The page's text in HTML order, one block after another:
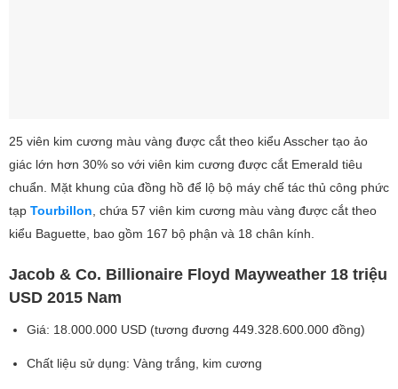
25 viên kim cương màu vàng được cắt theo kiểu Asscher tạo ảo
giác lớn hơn 30% so với viên kim cương được cắt Emerald tiêu
chuẩn. Mặt khung của đồng hồ để lộ bộ máy chế tác thủ công phức
tạp Tourbillon, chứa 57 viên kim cương màu vàng được cắt theo
kiểu Baguette, bao gồm 167 bộ phận và 18 chân kính.
Jacob & Co. Billionaire Floyd Mayweather 18 triệu
USD 2015 Nam
Giá: 18.000.000 USD (tương đương 449.328.600.000 đồng)
Chất liệu sử dụng: Vàng trắng, kim cương